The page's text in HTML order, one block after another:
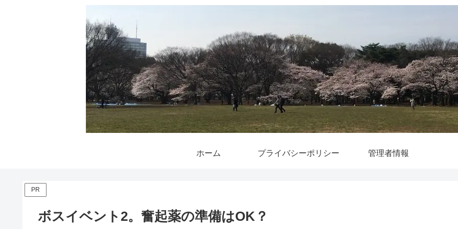
ホーム プライバシーポリシー 管理者情報
PR
ボスイベント2。奮起薬の準備はOK？